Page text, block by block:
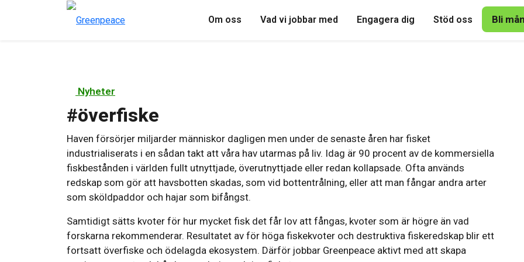
Om oss Vad vi jobbar med Engagera dig Stöd oss Bli
Nyheter
#överfiske
Haven försörjer miljarder människor dagligen men under de senaste åren har fisket
industrialiserats i en sådan takt att våra hav utarmas på liv. Idag är 90 procent av de kommersiella
fiskbestånden i världen fullt utnyttjade, överutnyttjade eller redan kollapsade. Ofta används
redskap som gör att havsbotten skadas, som vid bottentrålning, eller att man fångar andra arter
som sköldpaddor och hajar som bifångst.
Samtidigt sätts kvoter för hur mycket fisk det får lov att fångas, kvoter som är högre än vad
forskarna rekommenderar. Resultatet av för höga fiskekvoter och destruktiva fiskeredskap blir ett
fortsatt överfiske och ödelagda ekosystem. Därför jobbar Greenpeace aktivt med att skapa